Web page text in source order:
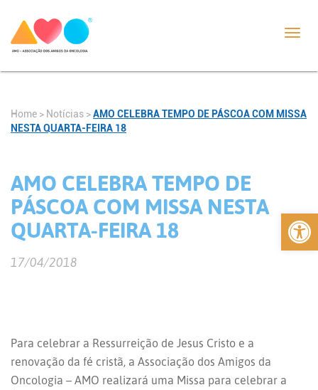
Abrir
Home > Notícias >AMO CELEBRA TEMPO DE PÁSCOA COM MISSA
NESTA QUARTA-FEIRA 18
AMO CELEBRA TEMPO DE
PÁSCOA COM MISSA NESTA
QUARTA-FEIRA 18
17/04/2018
Para celebrar a Ressurreição de Jesus Cristo e a
renovação da fé cristã, a Associação dos Amigos da
Oncologia – AMO realizará uma Missa para celebrar a